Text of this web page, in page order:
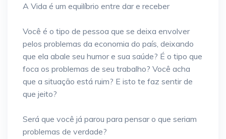
A Vida é um equilíbrio entre dar e receber
Você é o tipo de pessoa que se deixa envolver
pelos problemas da economia do país, deixando
que ela abale seu humor e sua saúde? É o tipo que
foca os problemas de seu trabalho? Você acha
que a situação está ruim? E isto te faz sentir de
que jeito?
Será que você já parou para pensar o que seriam
problemas de verdade?